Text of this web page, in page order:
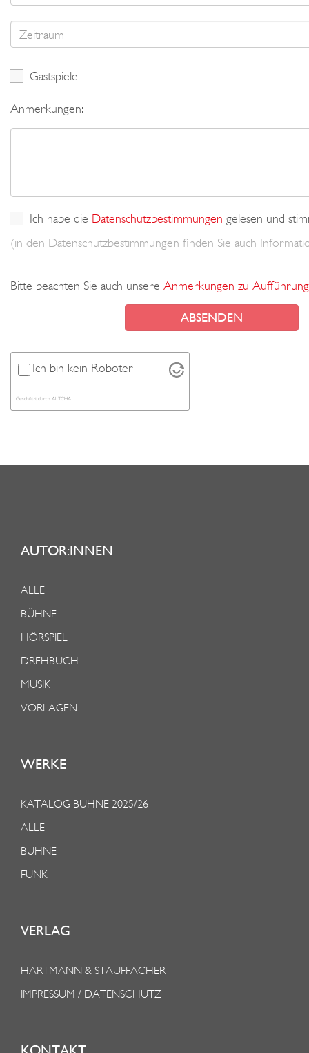
Gastspiele
Anmerkungen:
Ich habe die Datenschutzbestimmungen gelesen und
(in den Datenschutzbestimmungen finden Sie auch
Bitte beachten Sie auch unsere Anmerkungen zu
Ich bin kein Roboter
Geschützt durch ALTCHA
AUTOR:INNEN
ALLE
BÜHNE
HÖRSPIEL
DREHBUCH
MUSIK
VORLAGEN
WERKE
KATALOG BÜHNE 2025/26
ALLE
BÜHNE
FUNK
VERLAG
HARTMANN & STAUFFACHER
IMPRESSUM / DATENSCHUTZ